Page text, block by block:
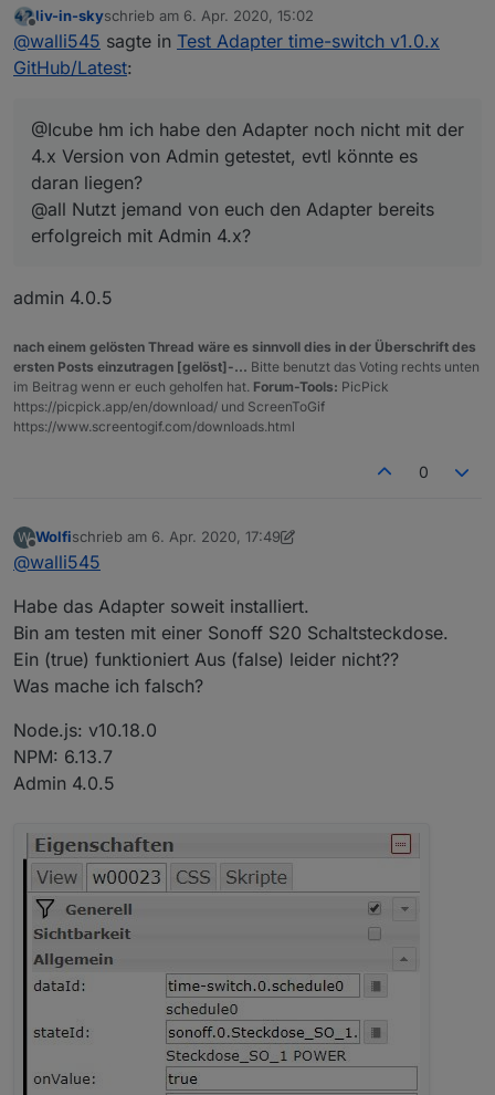
liegen?
@all Nutzt jemand von euch den Adapter bereits
erfolgreich mit Admin 4.x?
Offline
liv-in-skyschrieb am 6. Apr. 2020, 15:02
zuletzt editiert von
@walli545 sagte in Test Adapter time-switch v1.0.x
GitHub/Latest:
@Icube hm ich habe den Adapter noch nicht mit der
4.x Version von Admin getestet, evtl könnte es
daran liegen?
@all Nutzt jemand von euch den Adapter bereits
erfolgreich mit Admin 4.x?
admin 4.0.5
nach einem gelösten Thread wäre es sinnvoll dies in der Überschrift des
ersten Posts einzutragen [gelöst]-... Bitte benutzt das Voting rechts unten
im Beitrag wenn er euch geholfen hat. Forum-Tools: PicPick
https://picpick.app/en/download/ und ScreenToGif
https://www.screentogif.com/downloads.html
0
W
Offline
Wolfischrieb am 6. Apr. 2020, 17:49
zuletzt editiert von Wolfi 4. Juni 2020, 20:10
@walli545
Habe das Adapter soweit installiert.
Bin am testen mit einer Sonoff S20 Schaltsteckdose.
Ein (true) funktioniert Aus (false) leider nicht??
Was mache ich falsch?
Node.js: v10.18.0
NPM: 6.13.7
Admin 4.0.5